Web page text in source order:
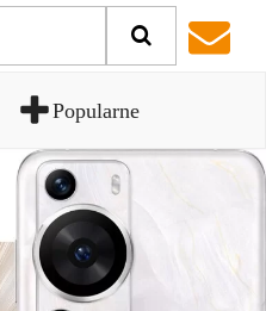
Popularne